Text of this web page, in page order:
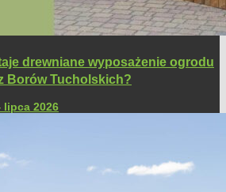
drewniane wyposażenie ogrodu
Borów Tucholskich?
lipca 2026